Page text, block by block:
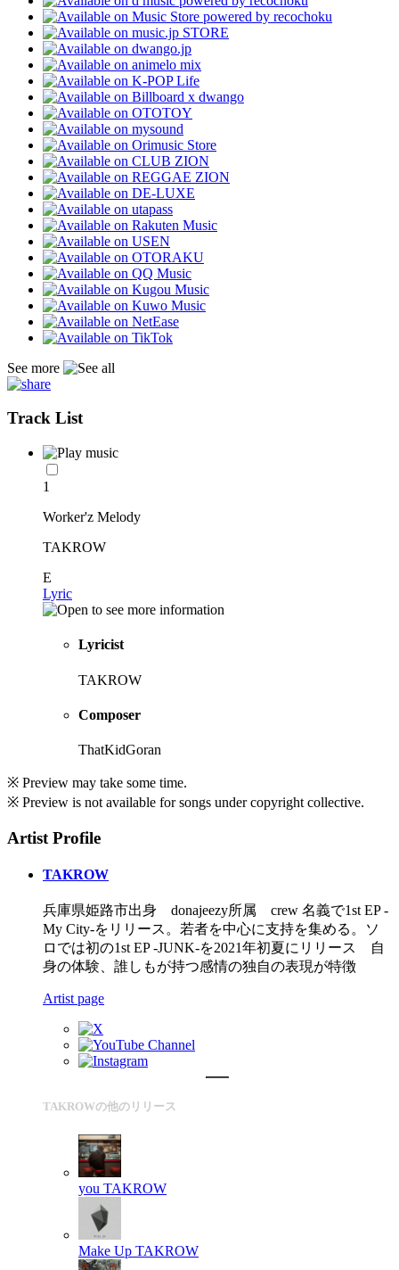
See more
Track List
1
Worker'z Melody
TAKROW
E
Lyric
Lyricist
TAKROW
Composer
ThatKidGoran
※ Preview may take some time.
※ Preview is not available for songs under copyright collective.
Artist Profile
TAKROW
兵庫県姫路市出身 donajeezy所属 crew 名義で1st EP -
My City-をリリース。若者を中心に支持を集める。ソ
ロでは初の1st EP -JUNK-を2021年初夏にリリース 自
身の体験、誰しもが持つ感情の独自の表現が特徴
Artist page
TAKROWの他のリリース
you TAKROW
Make Up TAKROW